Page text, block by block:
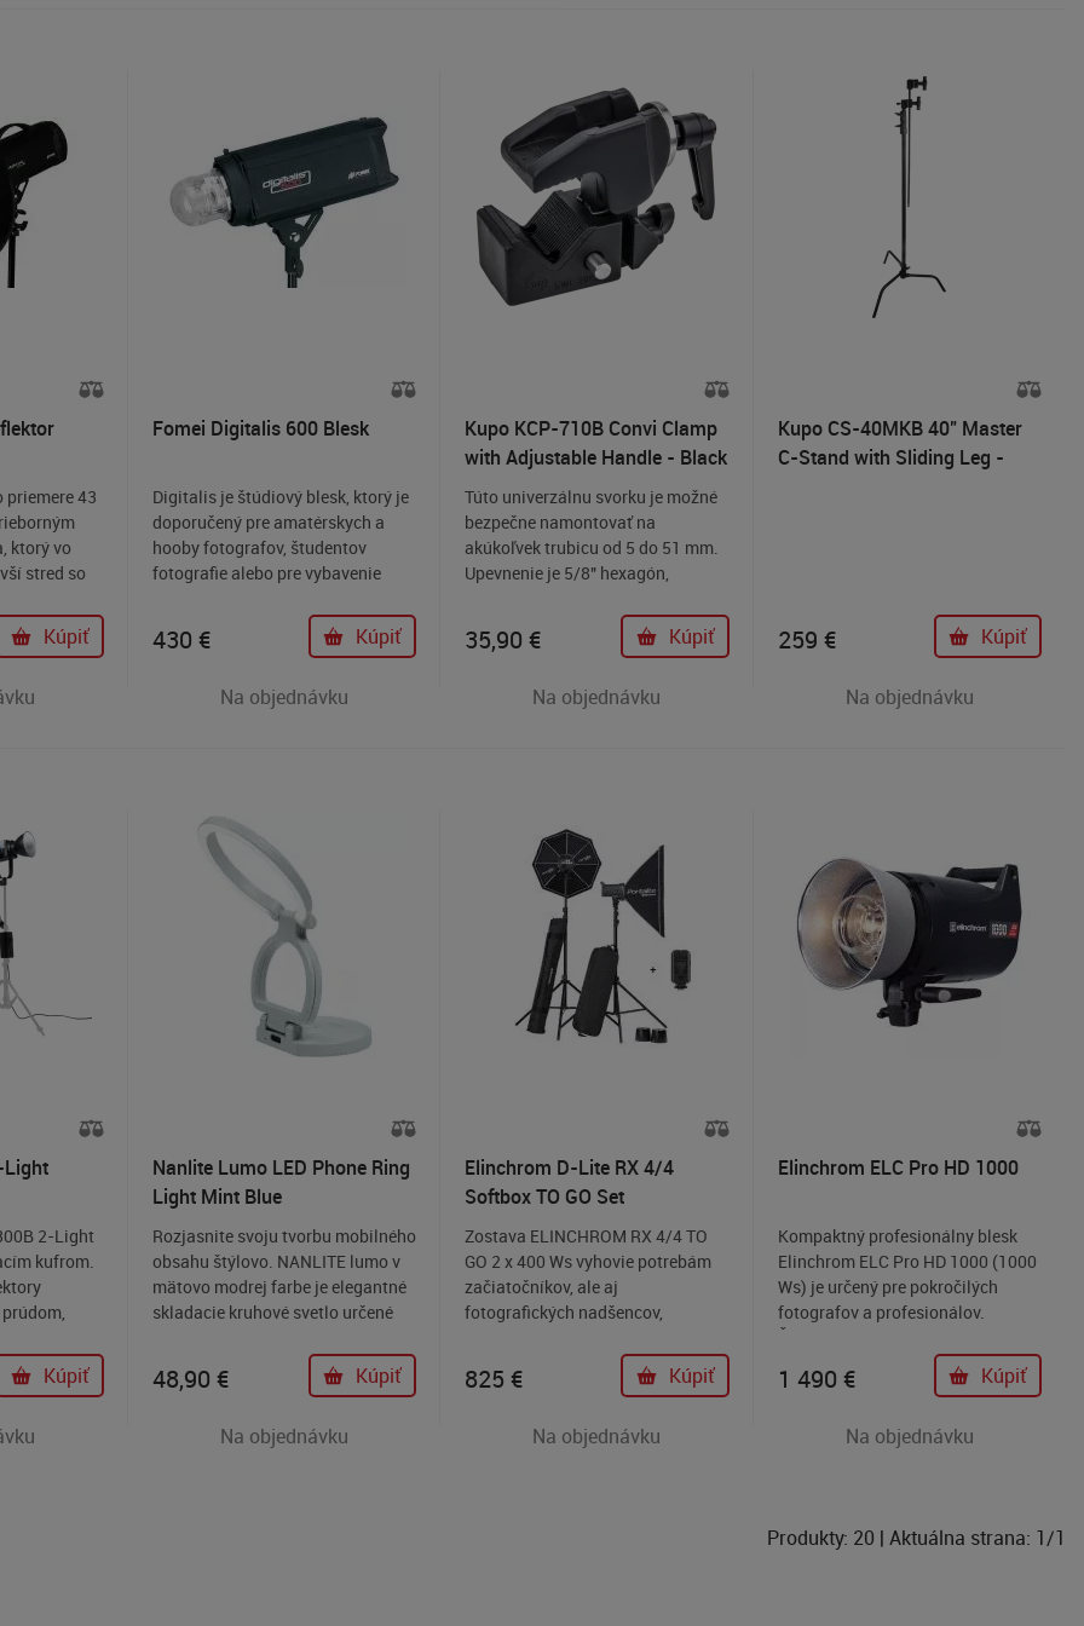
43
ktorý vo
stred so
Kúpiť
Fomei Digitalis 600 Blesk
Digitalis je štúdiový blesk, ktorý je
doporučený pre amatérskych a
hooby fotografov, študentov
fotografie alebo pre vybavenie
430 € Kúpiť
Na objednávku
Kupo KCP-710B Convi Clamp
with Adjustable Handle - Black
Túto univerzálnu svorku je možné
bezpečne namontovať na
akúkoľvek trubicu od 5 do 51 mm.
Upevnenie je 5/8" hexagón,
35,90 € Kúpiť
Na objednávku
Kupo CS-40MKB 40" Master
C-Stand with Sliding Leg -
259 € Kúpiť
Na objednávku
Light
2-Light
kufrom.
a štýlovom
je ideálna
Kúpiť
Nanlite Lumo LED Phone Ring
Light Mint Blue
Rozjasnite svoju tvorbu mobilného
obsahu štýlovo. NANLITE lumo v
mätovo modrej farbe je elegantné
skladacie kruhové svetlo určené
pohybe. Je navrhnuté tak, aby sa
magneticky pripevnilo k vášmu
MagSafe – alebo pomocou
48,90 € Kúpiť
Na objednávku
Elinchrom D-Lite RX 4/4
Softbox TO GO Set
Zostava ELINCHROM RX 4/4 TO
GO 2 x 400 Ws vyhovie potrebám
začiatočníkov, ale aj
fotografických nadšencov,
vysokú spoľahlivosť a špičkový
výkon. Tento set je ideálnym
825 € Kúpiť
Na objednávku
Elinchrom ELC Pro HD 1000
Kompaktný profesionálny blesk
Elinchrom ELC Pro HD 1000 (1000
Ws) je určený pre pokročilých
fotografov a profesionálov.
Švajčiarska konštrukcia s vysokou
stalibitou, spoľahlivosťou,
dimenzovaná na intenzívne
1 490 € Kúpiť
Na objednávku
Produkty: 20 | Aktuálna strana: 1/1